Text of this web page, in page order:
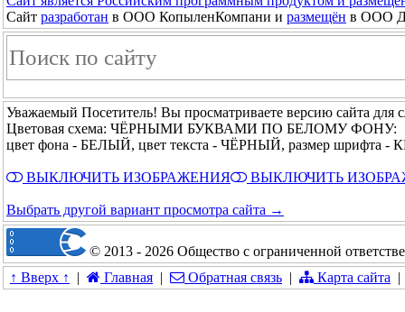
Сайт разработан в ООО КопыленКомпани и размещён в ООО
Уважаемый Посетитель! Вы просматриваете версию сайта для
Цветовая схема: ЧЁРНЫМИ БУКВАМИ ПО БЕЛОМУ ФОНУ:
цвет фона - БЕЛЫЙ, цвет текста - ЧЁРНЫЙ, размер шрифта
ВЫКЛЮЧИТЬ ИЗОБРАЖЕНИЯ ВЫКЛЮЧИТЬ
Выбрать другой вариант просмотра сайта →
© 2013 - 2026 Общество с ограниченной
↑ Вверх ↑
| Главная | Обратная связь | Карта сайта